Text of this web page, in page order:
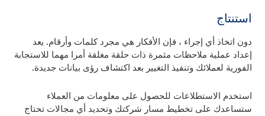
استنتاج
دون اتخاذ أي إجراء ، فإن الأفكار هي مجرد كلمات وأرقام. يعد
إعداد عملية ملاحظات مثمرة ذات حلقة مغلقة أمرا مهما للاستجابة
الفورية لعملائك وتنفيذ التغيير بعد اكتشاف رؤى بيانات جديدة.
استخدم الاستطلاعات للحصول على معلومات من العملاء
ستساعدك على تخطيط مسار شركتك وتحديد أي مجالات تحتاج